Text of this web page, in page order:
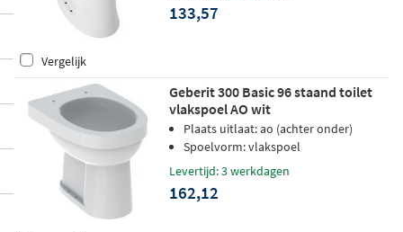
133,57
Vergelijk
Geberit 300 Basic 96 staand toilet
vlakspoel AO wit
Plaats uitlaat: ao (achter onder)
Spoelvorm: vlakspoel
Levertijd: 3 werkdagen
162,12